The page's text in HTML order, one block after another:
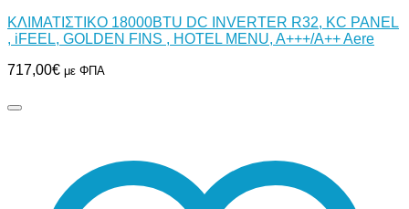
ΚΛΙΜΑΤΙΣΤΙΚΟ 18000BTU DC INVERTER R32, KC PANEL
, iFEEL, GOLDEN FINS , HOTEL MENU, A+++/A++ Aere
717,00€ με ΦΠΑ